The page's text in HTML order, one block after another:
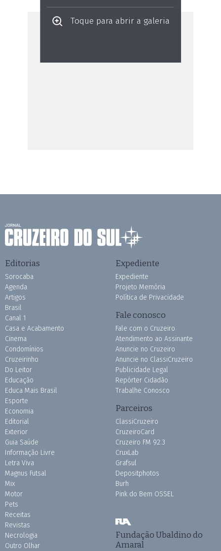
Toque para abrir a galeria
Editorias
Sorocaba
Agenda
Artigos
Brasil
Canal 1
Casa e Acabamento
Cinema
Condomínios
Cruzeirinho
Do Leitor
Educação
Educa Mais Brasil
Esporte
Economia
Editorial
Exterior
Guia Saúde
Informação Livre
Letra Viva
Magnus Futsal
Mix
Motor
Pets
Receitas
Revistas
Necrologia
Outro Olhar
Expediente
Expediente
Projeto Memória
Política de Privacidade
Fale conosco
Fale com o Cruzeiro
Atendimento ao Assinante
Anuncie no Cruzeiro
Anuncie no ClassiCruzeiro
Publicidade Legal
Repórter Cidadão
Trabalhe Conosco
Parceiros
ClassiCruzeiro
CruzeiroCard
Cruzeiro FM 92.3
CruxLab
Grafsul
Depositphotos
Burh
Pink do Bem OSSEL
Fundação Ubaldino do
Amaral